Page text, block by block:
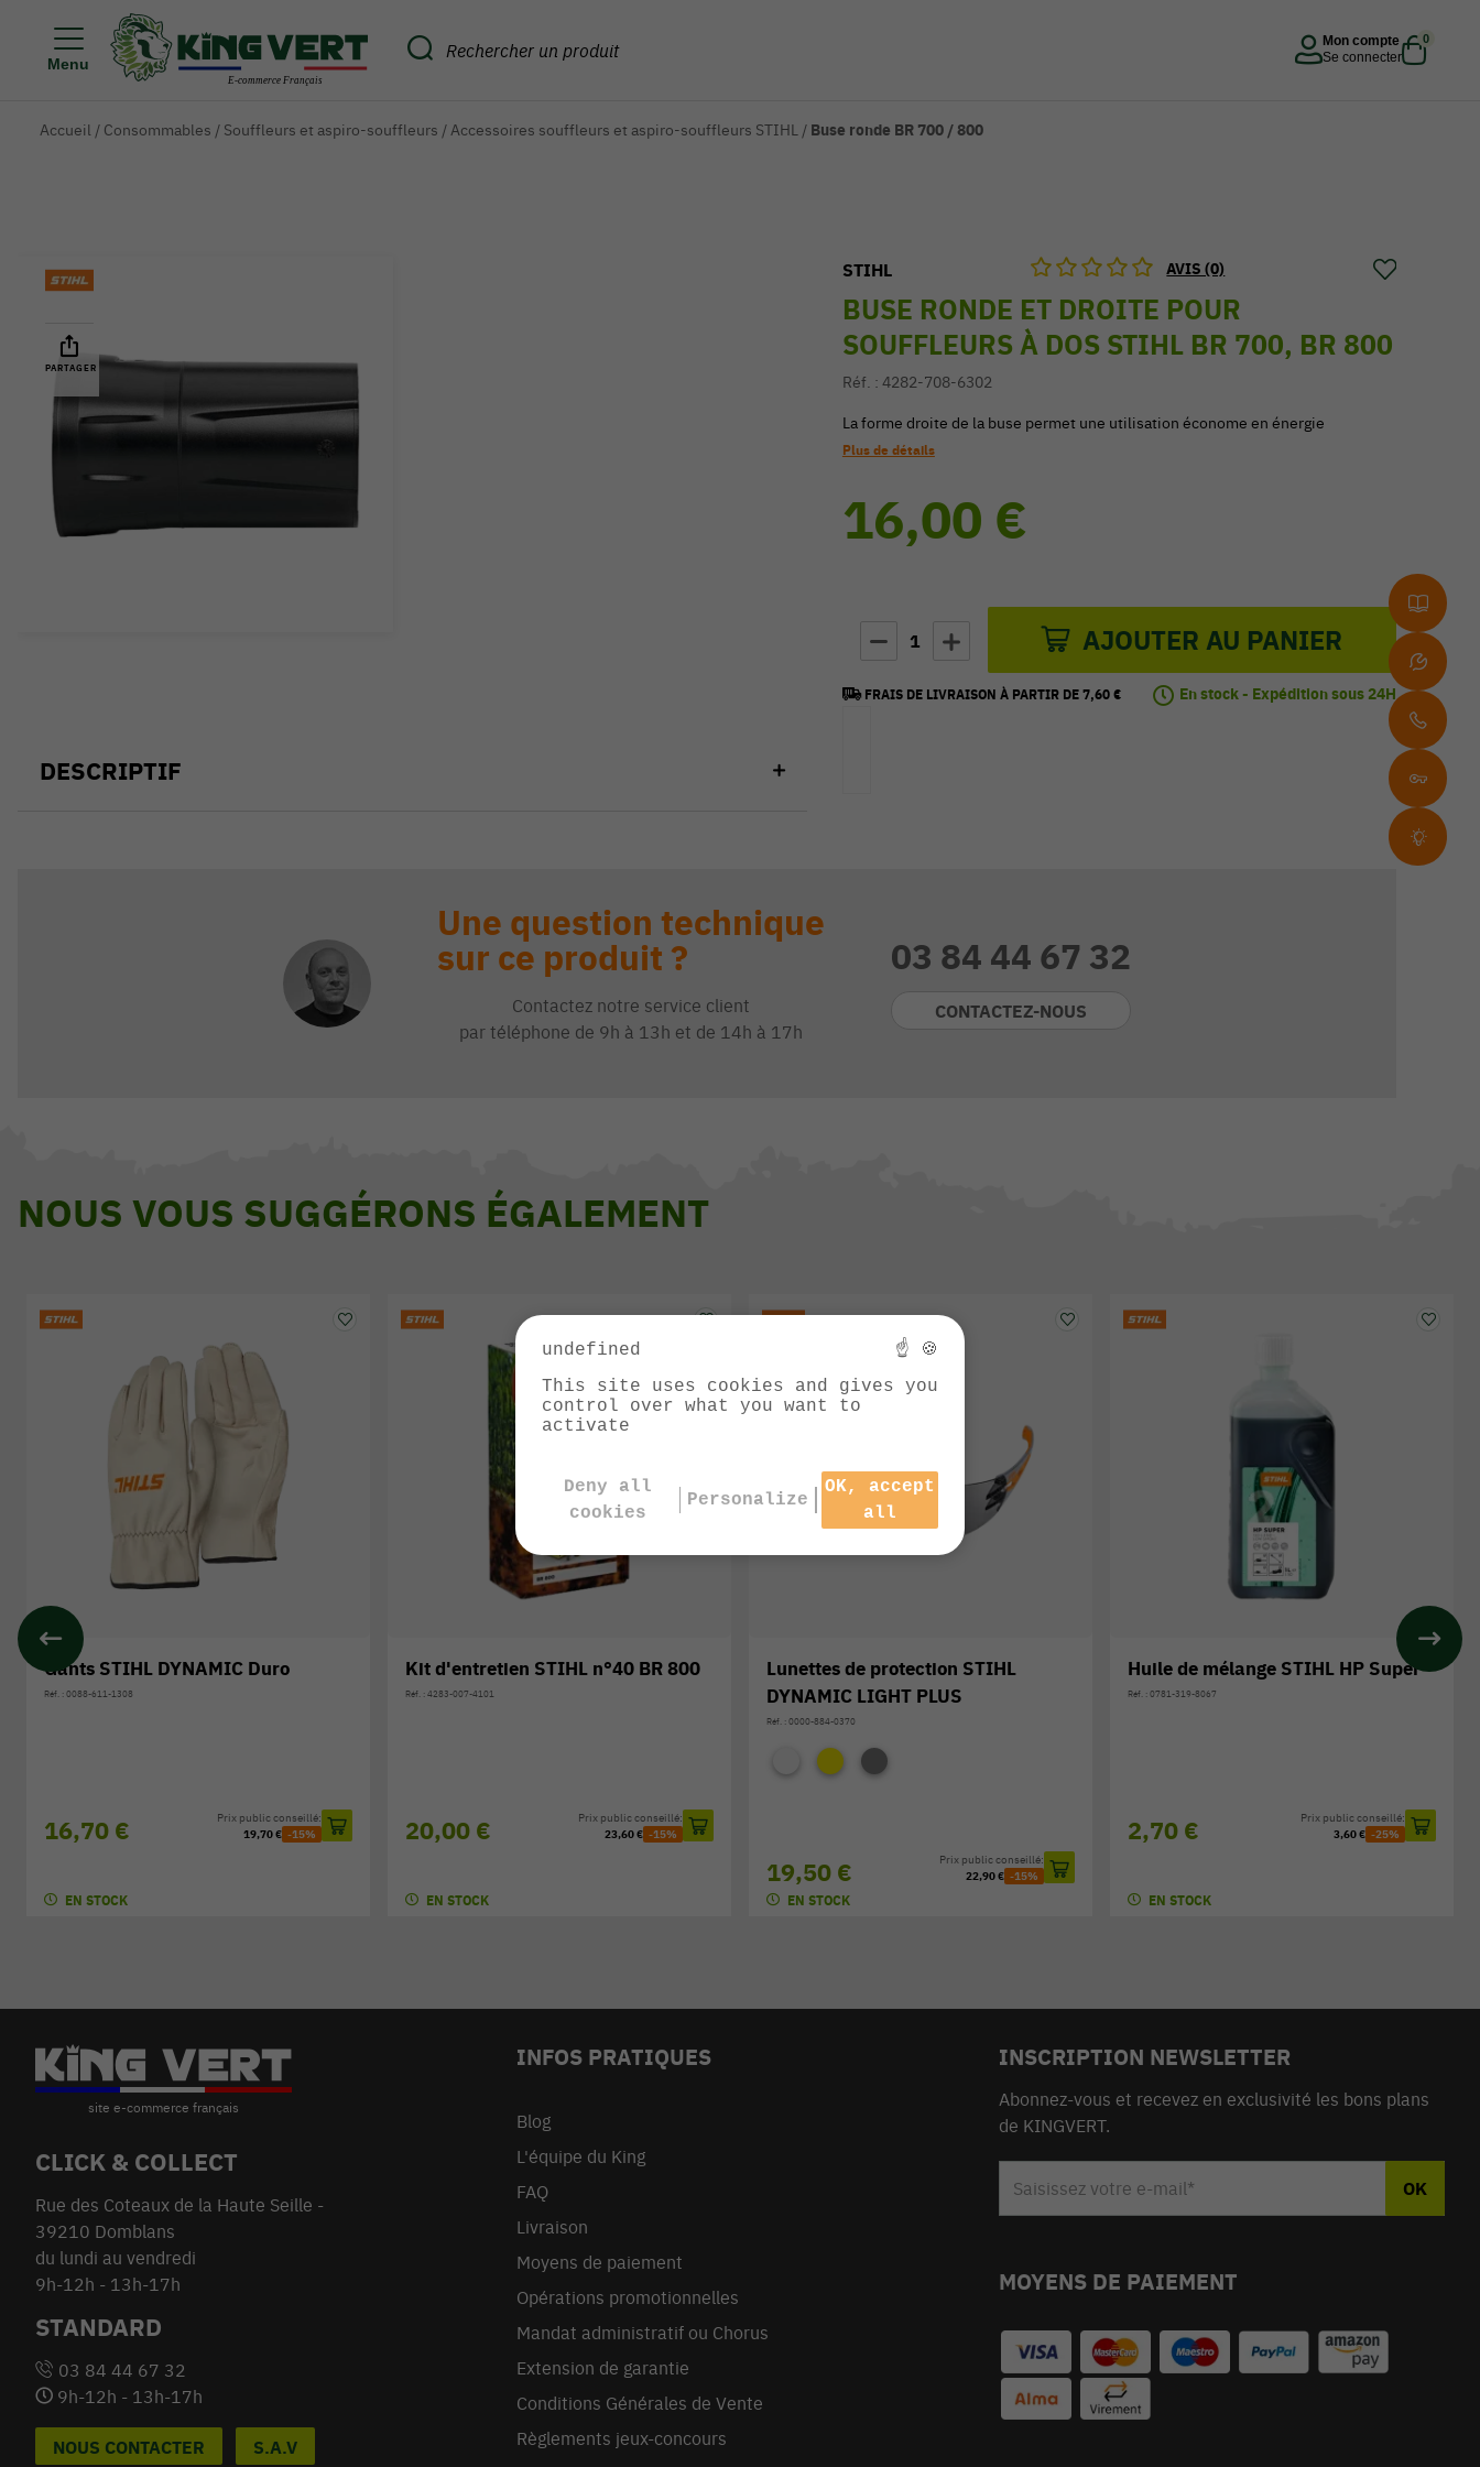
Menu
Mon compte
Se connecter
0
Accueil / Consommables / Souffleurs et aspiro-souffleurs /Accessoires souffleurs et aspiro-souffleurs STIHL / Buse ronde BR 700 / 800
PARTAGER
DESCRIPTIF
STIHL AVIS (0)
BUSE RONDE ET DROITE POUR
SOUFFLEURS À DOS STIHL BR 700, BR 800
Réf. : 4282-708-6302
La forme droite de la buse permet une utilisation économe en énergie
Plus de détails
16,00 €
1 AJOUTER AU PANIER
FRAIS DE LIVRAISON À PARTIR DE 7,60 € En stock - Expédition sous 24H
Une question technique
sur ce produit ?
Contactez notre service client
par téléphone de 9h à 13h et de 14h à 17h
03 84 44 67 32
CONTACTEZ-NOUS
NOUS VOUS SUGGÉRONS ÉGALEMENT
Gants STIHL DYNAMIC Duro
Réf. : 0088-611-1308
16,70 €
Prix public conseillé:
19,70 € -15%
EN STOCK
Kit d'entretien STIHL n°40 BR 800
Réf. : 4283-007-4101
20,00 €
Prix public conseillé:
23,60 € -15%
EN STOCK
Lunettes de protection STIHL
DYNAMIC LIGHT PLUS
Réf. : 0000-884-0370
19,50 €
Prix public conseillé:
22,90 € -15%
EN STOCK
Huile de mélange STIHL HP Super
Réf. : 0781-319-8067
2,70 €
Prix public conseillé:
3,60 € -25%
EN STOCK
CLICK & COLLECT
Rue des Coteaux de la Haute Seille -
39210 Domblans
du lundi au vendredi
9h-12h - 13h-17h
STANDARD
03 84 44 67 32
9h-12h - 13h-17h
NOUS CONTACTER S.A.V
INFOS PRATIQUES
Blog
L'équipe du King
FAQ
Livraison
Moyens de paiement
Opérations promotionnelles
Mandat administratif ou Chorus
Extension de garantie
Conditions Générales de Vente
Règlements jeux-concours
INSCRIPTION NEWSLETTER
Abonnez-vous et recevez en exclusivité les bons plans
de KINGVERT.
MOYENS DE PAIEMENT
undefined
☝ 🍪
This site uses cookies and gives you
control over what you want to
activate
Deny all
cookies
Personalize
OK, accept
all